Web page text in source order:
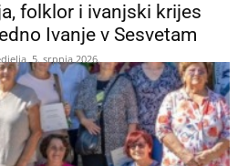
folklor i ivanjski krijes
Ivanje v Sesvetam
5. srpnja 2026.